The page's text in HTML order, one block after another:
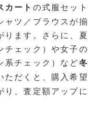
カート の式服セット
ャツ／ブラウスが揃
ります。さらに、夏
チェック）や女子の
系チェック）など冬
ただくと、購入希望
り、査定額アップに